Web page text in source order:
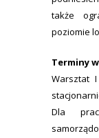
także
poziomie
Terminy
Dla